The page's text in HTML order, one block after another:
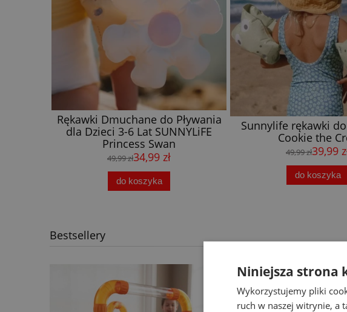
Rękawki Dmuchane do Pływania
dla Dzieci 3-6 Lat SUNNYLiFE
Princess Swan
49,99 zł34,99 zł
do koszyka
Sunnylife rękawki
Cookie the
49,99 zł39,99
do koszyka
Bestsellery
Niniejsza strona
Wykorzystujemy pliki
ruch w naszej witrynie, a